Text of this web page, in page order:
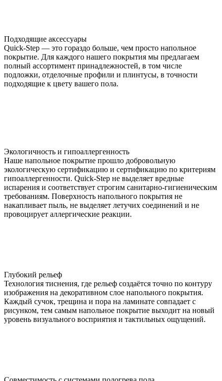
Подходящие аксессуары
Quick-Step — это гораздо больше, чем просто напольное
покрытие. Для каждого нашего покрытия мы предлагаем
полный ассортимент принадлежностей, в том числе
подложки, отделочные профили и плинтусы, в точности
подходящие к цвету вашего пола.
Экологичность и гипоаллергенность
Наше напольное покрытие прошло добровольную
экологическую сертификацию и сертификацию по критериям
гипоаллергенности. Quick-Step не выделяет вредные
испарения и соответствует строгим санитарно-гигиеническим
требованиям. Поверхность напольного покрытия не
накапливает пыль, не выделяет летучих соединений и не
провоцирует аллергические реакции.
Глубокий рельеф
Технология тиснения, где рельеф создаётся точно по контуру
изображения на декоративном слое напольного покрытия.
Каждый сучок, трещина и пора на ламинате совпадает с
рисунком, тем самым напольное покрытие выходит на новый
уровень визуального восприятия и тактильных ощущений.